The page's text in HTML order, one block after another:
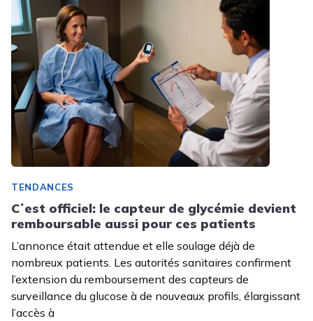
TENDANCES
Cʼest officiel: le capteur de glycémie devient
remboursable aussi pour ces patients
L’annonce était attendue et elle soulage déjà de
nombreux patients. Les autorités sanitaires confirment
l’extension du remboursement des capteurs de
surveillance du glucose à de nouveaux profils, élargissant
l’accès à